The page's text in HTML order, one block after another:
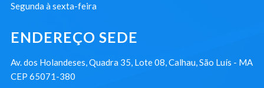
Segunda à sexta-feira
ENDEREÇO SEDE
Av. dos Holandeses, Quadra 35, Lote 08, Calhau, São Luís - MA
CEP 65071-380